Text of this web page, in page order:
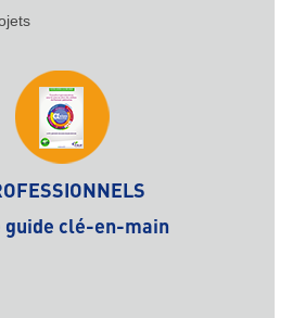
guide clé-en-main